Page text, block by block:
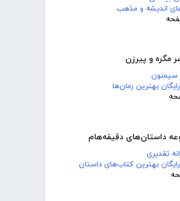
اندیشه و مذهب
مگره و پیرزن
سیمنون
رایگان بهترین رمان‌ها
داستان‌های دقیقه‌هام
تقدیری
رایگان بهترین کتاب‌های داستان